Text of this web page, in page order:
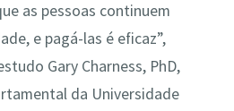
as pessoas continuem
e pagá-las é eficaz”,
Gary Charness, PhD,
da Universidade